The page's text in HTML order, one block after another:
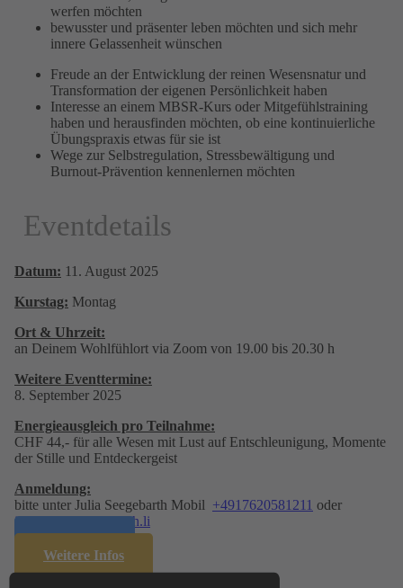
werfen möchten
bewusster und präsenter leben möchten und sich mehr
innere Gelassenheit wünschen
Freude an der Entwicklung der reinen Wesensnatur und
Transformation der eigenen Persönlichkeit haben
Interesse an einem MBSR-Kurs oder Mitgefühlstraining
haben und herausfinden möchten, ob eine kontinuierliche
Übungspraxis etwas für sie ist
Wege zur Selbstregulation, Stressbewältigung und
Burnout-Prävention kennenlernen möchten
Eventdetails
Datum: 11. August 2025
Kurstag: Montag
Ort & Uhrzeit:
an Deinem Wohlfühlort via Zoom von 19.00 bis 20.30 h
Weitere Eventtermine:
8. September 2025
Energie­ausgleich pro Teilnahme:
CHF 44,- für alle Wesen mit Lust auf Entschleunigung, Momente
der Stille und Entdeckergeist
Anmeldung:
bitte unter Julia Seegebarth Mobil +4917620581211 oder
info@julia-seegebarth.li
Anmelden
Weitere Infos